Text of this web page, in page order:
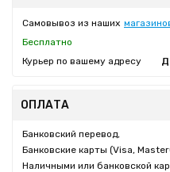
Самовывоз из наших
Бесплатно
Курьер по вашему адресу
ОПЛАТА
Банковский перевод,
Банковские карты (Visa,
Наличными или банковской